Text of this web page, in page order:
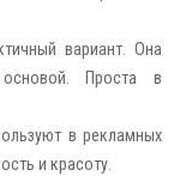
вариант. Она
Проста в
в рекламных
и красоту.